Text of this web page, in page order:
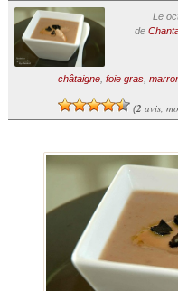
Le
de
châtaigne, foie gras,
(2 avis,